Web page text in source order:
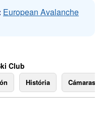
European Avalanche
Club
História Cámaras